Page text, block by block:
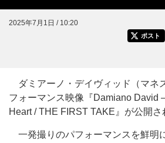
2025年7月1日 / 10:20
ポスト
ダミアーノ・デイヴィッド（マネ
フォーマンス映像『Damiano David
Heart / THE FIRST TAKE』が公開さ
一発撮りのパフォーマンスを鮮明